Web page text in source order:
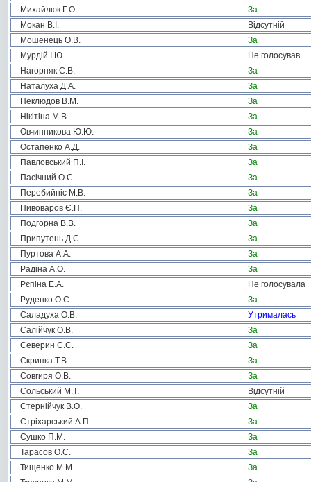
Михайлюк Г.О.
За
Мокан В.І.
Відсутній
Мошенець О.В.
За
Мурдій І.Ю.
Не голосував
Нагорняк С.В.
За
Наталуха Д.А.
За
Неклюдов В.М.
За
Нікітіна М.В.
За
Овчинникова Ю.Ю.
За
Остапенко А.Д.
За
Павловський П.І.
За
Пасічний О.С.
За
Перебийніс М.В.
За
Пивоваров Є.П.
За
Подгорна В.В.
За
Припутень Д.С.
За
Пуртова А.А.
За
Радіна А.О.
За
Рєпіна Е.А.
Не голосувала
Руденко О.С.
За
Саладуха О.В.
Утрималась
Салійчук О.В.
За
Северин С.С.
За
Скрипка Т.В.
За
Совгиря О.В.
За
Сольський М.Т.
Відсутній
Стернійчук В.О.
За
Стріхарський А.П.
За
Сушко П.М.
За
Тарасов О.С.
За
Тищенко М.М.
За